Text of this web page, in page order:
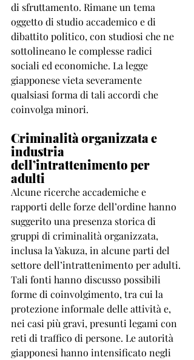
di sfruttamento. Rimane un tema
oggetto di studio accademico e di
dibattito politico, con studiosi che ne
sottolineano le complesse radici
sociali ed economiche. La legge
giapponese vieta severamente
qualsiasi forma di tali accordi che
coinvolga minori.
Criminalità organizzata e
industria
dell’intrattenimento per
adulti
Alcune ricerche accademiche e
rapporti delle forze dell’ordine hanno
suggerito una presenza storica di
gruppi di criminalità organizzata,
inclusa la Yakuza, in alcune parti del
settore dell’intrattenimento per adulti.
Tali fonti hanno discusso possibili
forme di coinvolgimento, tra cui la
protezione informale delle attività e,
nei casi più gravi, presunti legami con
reti di traffico di persone. Le autorità
giapponesi hanno intensificato negli